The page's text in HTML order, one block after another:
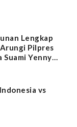
Lengkap
Pilpres
Suami Yenny
vs